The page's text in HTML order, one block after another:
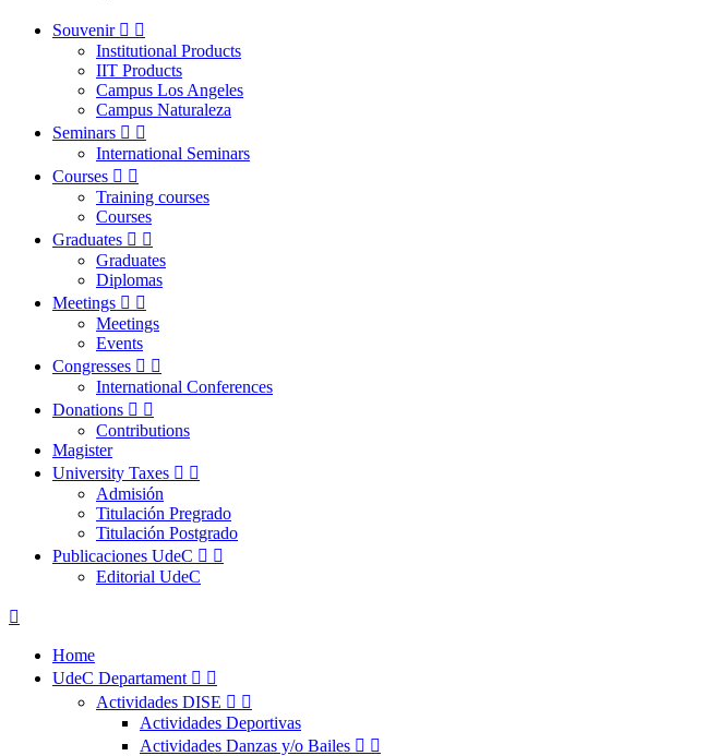
Souvenir  
Institutional Products
IIT Products
Campus Los Angeles
Campus Naturaleza
Seminars  
International Seminars
Courses  
Training courses
Courses
Graduates  
Graduates
Diplomas
Meetings  
Meetings
Events
Congresses  
International Conferences
Donations  
Contributions
Magister
University Taxes  
Admisión
Titulación Pregrado
Titulación Postgrado
Publicaciones UdeC  
Editorial UdeC

Home
UdeC Departament  
Actividades DISE  
Actividades Deportivas
Actividades Danzas y/o Bailes  